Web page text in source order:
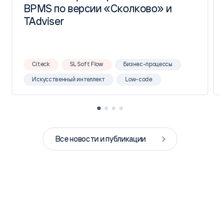
BPMS по версии «Сколково» и
TAdviser
BPMS по версии «Сколково» и
TAdviser
Citeck SL Soft Flow Бизнес-процессы
Искусственный интеллект Low-code
Все новости и публикации